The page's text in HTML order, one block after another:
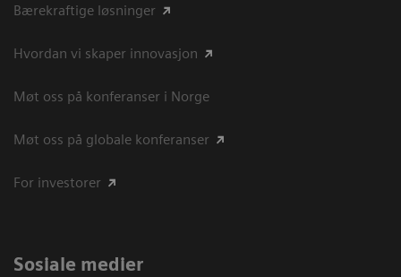
Bærekraftige løsninger
Hvordan vi skaper innovasjon
Møt oss på konferanser i Norge
Møt oss på globale konferanser
For investorer
Sosiale medier